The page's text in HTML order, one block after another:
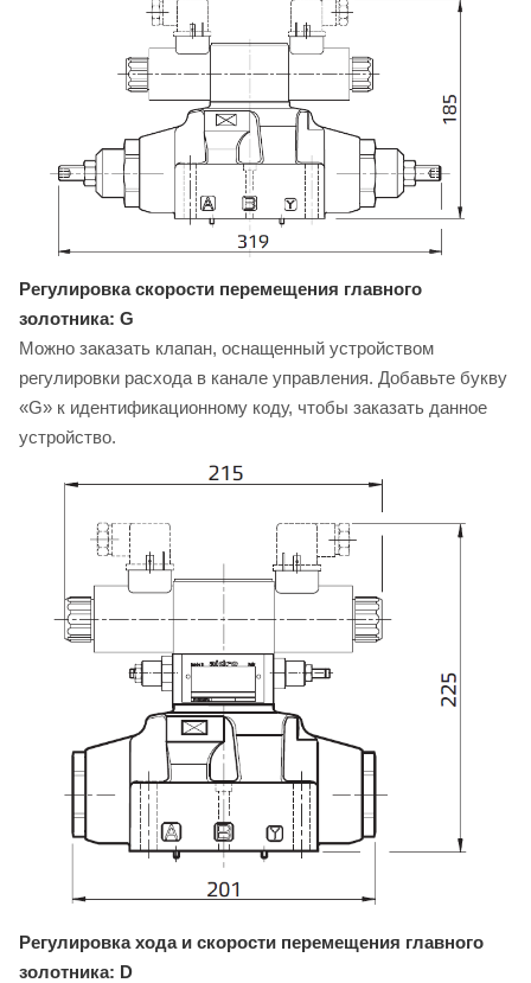
Регулировка скорости перемещения главного
золотника: G
Можно заказать клапан, оснащенный устройством
регулировки расхода в канале управления. Добавьте букву
«G» к идентификационному коду, чтобы заказать данное
устройство.
Регулировка хода и скорости перемещения главного
золотника: D